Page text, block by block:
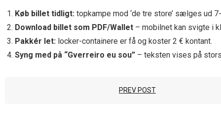
Køb billet tidligt: topkampe mod ‘de tre store’ sælges ud
Download billet som PDF/Wallet – mobilnet kan svigte i
Pakkér let: locker-containere er få og koster 2 € kontant.
Syng med på “Gverreiro eu sou” – teksten vises på
PREV POST